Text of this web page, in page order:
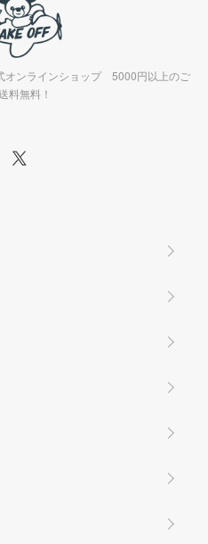
オンラインショップ 5000円以上のご
料無料！